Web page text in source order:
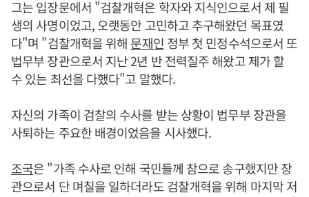
그는 입장문에서 "검찰개혁은 학자와 지식인으로서 제 필
생의 사명이었고, 오랫동안 고민하고 추구해왔던 목표였
다"며 "검찰개혁을 위해 문재인 정부 첫 민정수석으로서 또
법무부 장관으로서 지난 2년 반 전력질주 해왔고 제가 할
수 있는 최선을 다했다"고 말했다.
자신의 가족이 검찰의 수사를 받는 상황이 법무부 장관을
사퇴하는 주요한 배경이었음을 시사했다.
조국은 "가족 수사로 인해 국민들께 참으로 송구했지만 장
관으로서 단 며칠을 일하더라도 검찰개혁을 위해 마지막 저